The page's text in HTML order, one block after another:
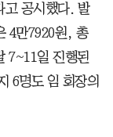
고 공시했다. 발
4만7920원, 총
7~11일 진행된
6명도 임 회장의